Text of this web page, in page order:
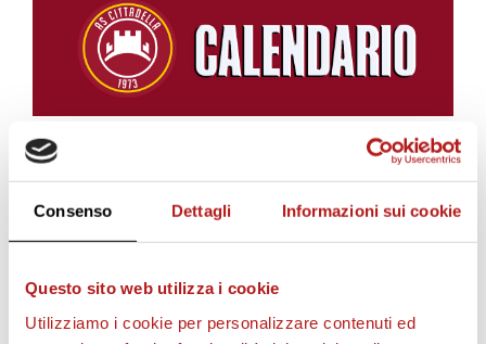
Consenso Dettagli Informazioni sui cookie
Questo sito web utilizza i cookie
Utilizziamo i cookie per personalizzare contenuti ed
BIGLIETTI